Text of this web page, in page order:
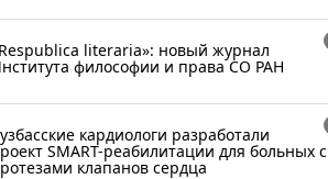
literaria»: новый журнал
философии и права СО РАН
кардиологи разработали
SMART-реабилитации для больных с
клапанов сердца